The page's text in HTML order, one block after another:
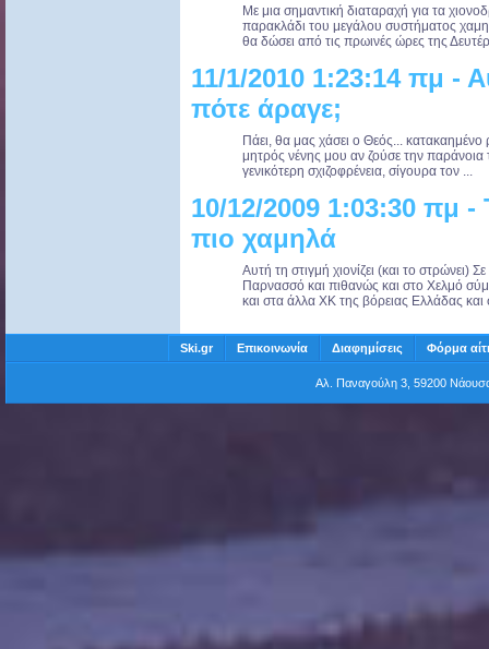
Με μια σημαντική διαταραχή για τα
παρακλάδι του μεγάλου συστήματος
θα δώσει από τις πρωινές ώρες της
11/1/2010 1:23:14 πμ -
πότε άραγε;
Πάει, θα μας χάσει ο Θεός... κατακαημένο
μητρός νένης μου αν ζούσε την
γενικότερη σχιζοφρένεια, σίγουρα τον ...
10/12/2009 1:03:30 πμ -
πιο χαμηλά
Αυτή τη στιγμή χιονίζει (και το
Παρνασσό και πιθανώς και στο Χελμό
και στα άλλα ΧΚ της βόρειας Ελλάδας και
Ski.gr Επικοινωνία Διαφημίσεις Φόρμα
Αλ. Παναγούλη 3, 59200